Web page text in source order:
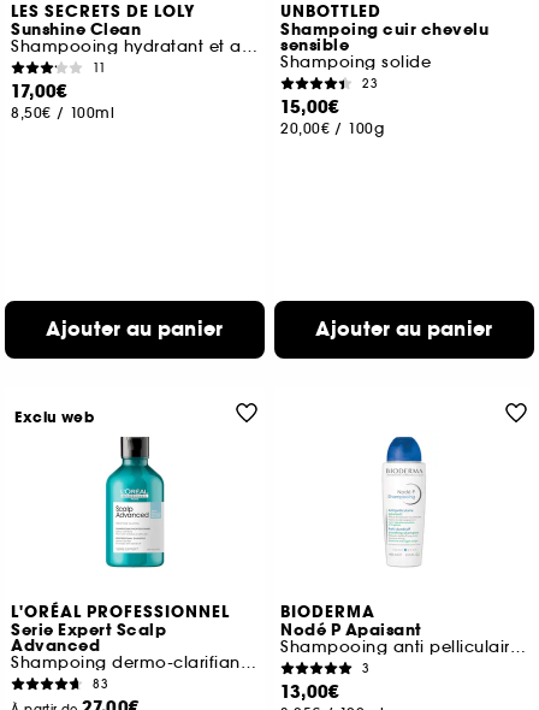
LES SECRETS DE LOLY
Sunshine Clean
Shampooing hydratant et anti-pelliculaire
11
17,00€
8,50€ / 100ml
Ajouter au panier
UNBOTTLED
Shampoing cuir chevelu
sensible
Shampoing solide
23
15,00€
20,00€ / 100g
Ajouter au panier
L'ORÉAL PROFESSIONNEL
Serie Expert Scalp
Advanced
Shampoing dermo-clarifiant anti-pelliculaire
83
Exclu web
BIODERMA
Nodé P Apaisant
Shampooing anti pelliculaire cuir chevelu sensible
3
13,00€